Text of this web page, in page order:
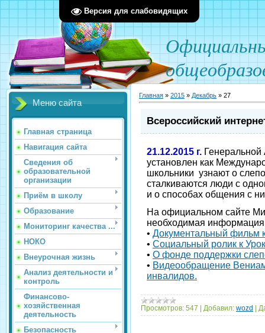
Версия для слабовидящих
Официал
Меню сайта
Главная страница
Навигация сайта
Сведения об
образовательной
организации
Приём в школу
Образование
Мониторинг качества ...
НОКО
Внеурочная жизнь
Анализ деятельности и
контроль
Финансово-
хозяйственная
деятельность
Безопасность
Главная » 2015 » Декабрь » 27
Всероссийский
21.12.2015 г.
установлен как
школьники узнают о
сталкиваются люди с
и о способах общения с
На официальном сайте
необходимая
• Документальный фильм
• Социальный ролик к
• О фонде поддержки
• Видеообращение
инвалидов.
Просмотров: 547 | Добавил: wozd |